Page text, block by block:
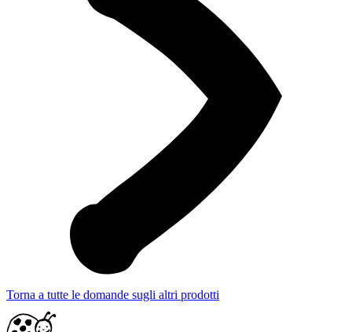
Torna a tutte le domande sugli altri prodotti